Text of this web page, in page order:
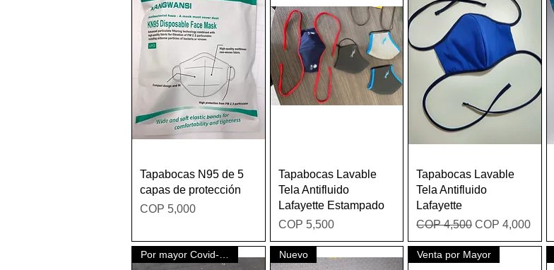
Quick View
Tapabocas N95 de 5
capas de protección
Price
COP 5,000
Quick View
Tapabocas Lavable
Tela Antifluido
Lafayette Estampado
Price
COP 5,500
Quick View
Tapabocas Lavable
Tela Antifluido
Lafayette
Regular Price
COP 4,500 Sale Price
COP 4,000
Nuevo Venta por Mayor